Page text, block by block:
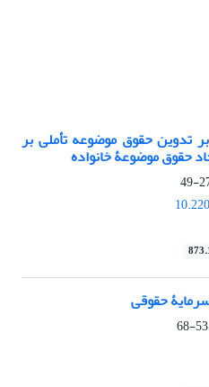
تدوین حقوق موضوعه تأملی بر
حقوق موضوعۀ خانواده
حقوقی
53-68